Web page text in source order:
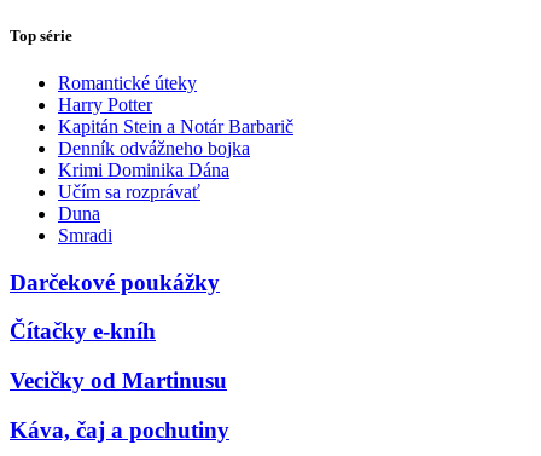
Top série
Romantické úteky
Harry Potter
Kapitán Stein a Notár Barbarič
Denník odvážneho bojka
Krimi Dominika Dána
Učím sa rozprávať
Duna
Smradi
Darčekové poukážky
Čítačky e-kníh
Vecičky od Martinusu
Káva, čaj a pochutiny